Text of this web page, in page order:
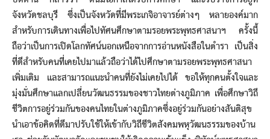
จังหวัดชลบุรี ซึ่งเป็นจังหวัดที่มีพระเกจิอาจารย์ต่างๆ หลายองค์มาก
สำหรับการเดินทางเพื่อไปทัศนศึกษาตามรอยพระพุทธศาสนาฯ ครั้งนี้
ถือว่าเป็นการเปิดโลกทัศน์นอกเหนือจากการอ่านหนังสือในตำรา เป็นสิ่ง
ที่ดีสำหรับคนที่เคยไปมาแล้วถือว่าได้ไปศึกษาตามรอยพระพุทธศาสนา
เพิ่มเติม และสามารถแนะนำคนที่ยังไม่เคยไปได้ ขอให้ทุกคนตั้งใจและ
มุ่งมั่นศึกษาแลกเปลี่ยนวัฒนธรรมของชาวไทยต่างภูมิภาค เพื่อศึกษาวิถี
ชีวิตการอยู่ร่วมกันของคนไทยในต่างภูมิภาคซึ่งอยู่ร่วมกันอย่างสันติสุข
นำเอาข้อคิดที่ดีมาปรับใช้ให้เข้ากับวิถีชีวิตสังคมพหุวัฒนธรรมของบ้าน